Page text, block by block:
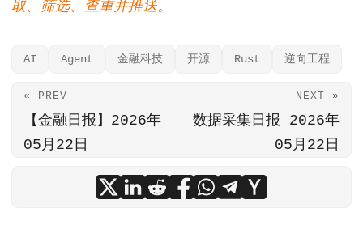
取、筛选、查重并推送。
AI Agent 金融科技 开源 Rust 逆向工程
« PREV
【金融日报】2026年
05月22日
NEXT »
数据采集日报 2026年
05月22日